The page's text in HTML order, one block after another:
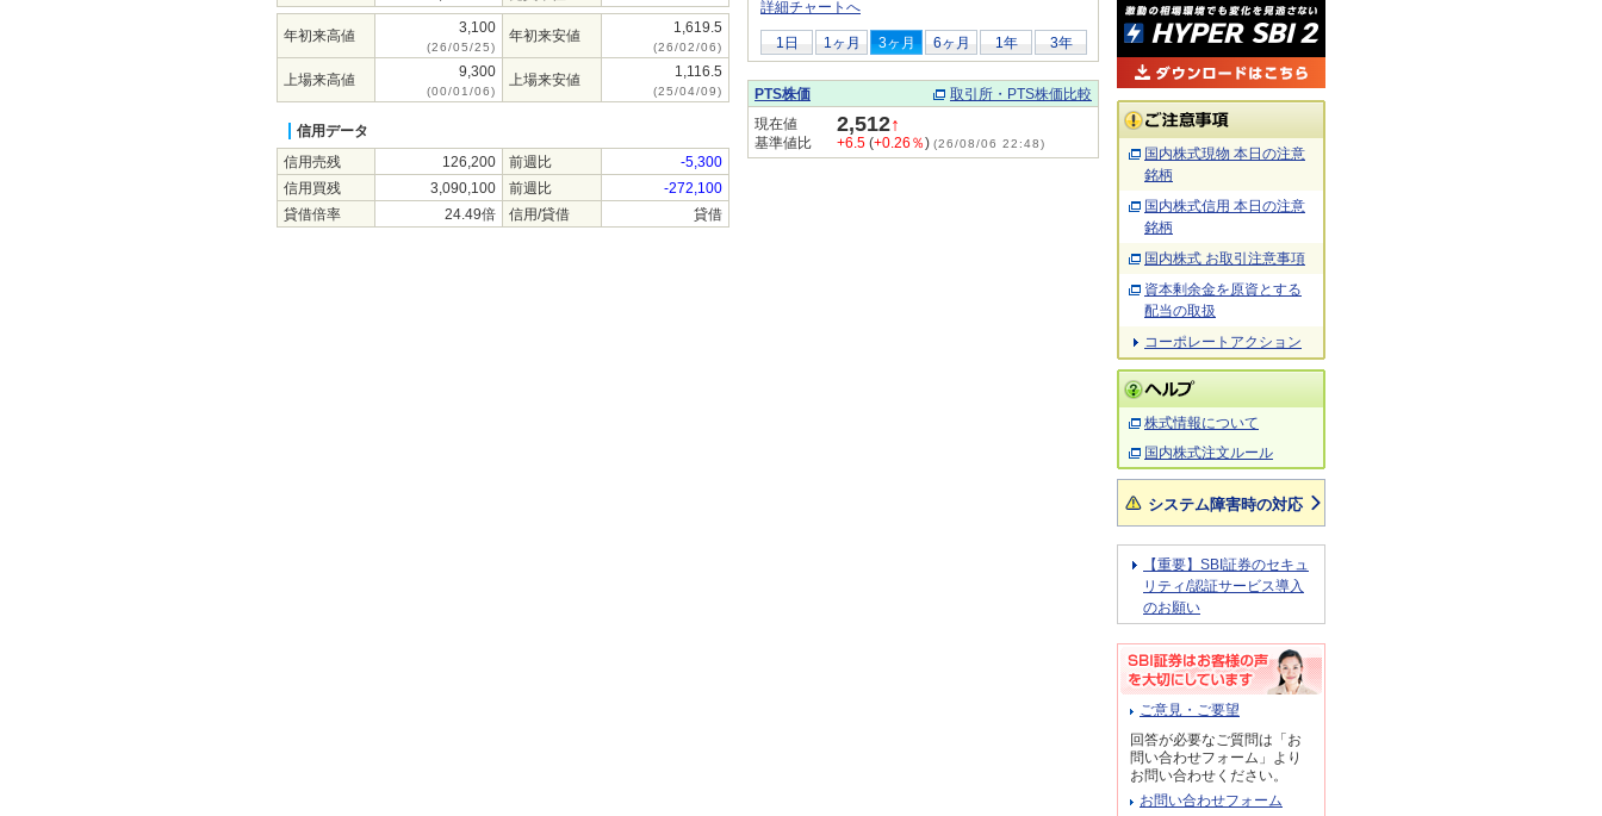
年初来高値 3,100
(26/05/25)
年初来安値 1,619.5
(26/02/06)
上場来高値 9,300
(00/01/06)
上場来安値 1,116.5
(25/04/09)
信用データ
信用売残
126,200 前週比
-5,300
信用買残
3,090,100 前週比
-272,100
貸借倍率
24.49倍 信用/貸借 貸借
詳細チャートへ
1日 1ヶ月 3ヶ月 6ヶ月 1年 3年
PTS株価
取引所・PTS株価比較
現在値
2,512↑
基準値比 +6.5 (+0.26％) (26/08/06 22:48)
国内株式現物 本日の注意
銘柄
国内株式信用 本日の注意
銘柄
国内株式 お取引注意事項
資本剰余金を原資とする
配当の取扱
コーポレートアクション
株式情報について
国内株式注文ルール
システム障害時の対応
【重要】SBI証券のセキュ
リティ/認証サービス導入
のお願い
ご意見・ご要望
回答が必要なご質問は「お
問い合わせフォーム」より
お問い合わせください。
お問い合わせフォーム